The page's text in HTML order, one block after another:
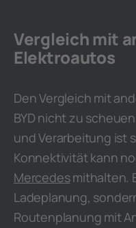
Vergleich mit
Elektroautos
Den Vergleich mit
BYD nicht zu
und Verarbeitung ist
Konnektivität kann
Mercedesmithalten.
Ladeplanung,
Routenplanung mit